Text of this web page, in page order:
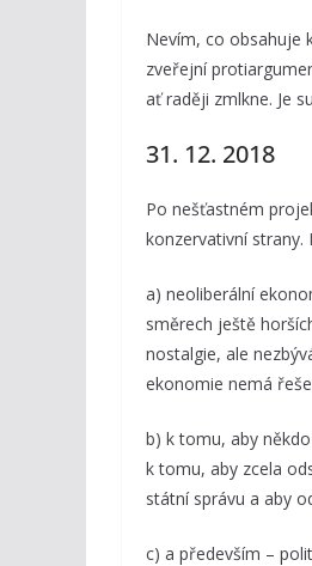
Nevím, co obsahuje
zveřejní
ať raději zmlkne. Je
31. 12. 2018
Po nešťastném
konzervativní
a) neoliberální
směrech ještě
nostalgie, ale
ekonomie nemá
b) k tomu, aby
k tomu, aby zcela
státní správu a aby
c) a především –